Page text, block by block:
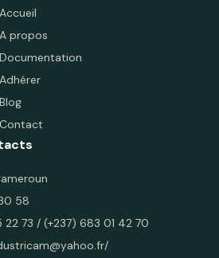
Accueil
A propos
Documentation
Adhérer
Blog
Contact
58
22 73 / (+237) 683 01 42 70
/